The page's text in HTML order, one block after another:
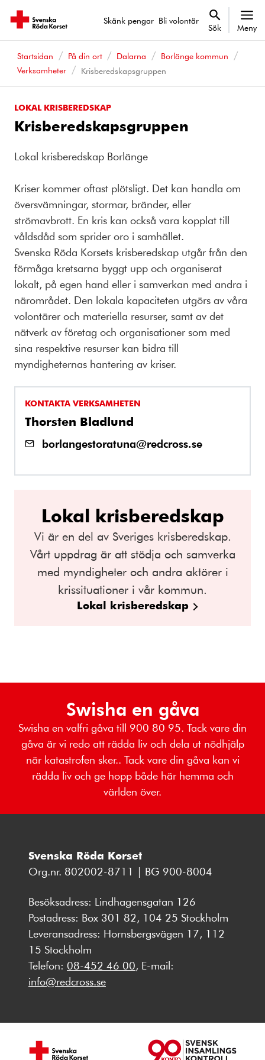
Skänk pengar Bli volontär
Sök Meny
Startsidan På din ort Dalarna
Borlänge kommun
Verksamheter
Krisberedskapsgruppen
LOKAL KRISBEREDSKAP
Krisberedskapsgruppen
Lokal krisberedskap Borlänge
Kriser kommer oftast plötsligt. Det kan handla om
översvämningar, stormar, bränder, eller
strömavbrott. En kris kan också vara kopplat till
våldsdåd som sprider oro i samhället.
Svenska Röda Korsets krisberedskap utgår från den
förmåga kretsarna byggt upp och organiserat
lokalt, på egen hand eller i samverkan med andra i
närområdet. Den lokala kapaciteten utgörs av våra
volontärer och materiella resurser, samt av det
nätverk av företag och organisationer som med
sina respektive resurser kan bidra till
myndigheternas hantering av kriser.
KONTAKTA VERKSAMHETEN
Thorsten Bladlund
borlangestoratuna@redcross.se
Lokal krisberedskap
Vi är en del av Sveriges krisberedskap.
Vårt uppdrag är att stödja och samverka
med myndigheter och andra aktörer i
krissituationer i vår kommun.
Lokal krisberedskap
Swisha en gåva
Swisha en valfri gåva till 900 80 95. Tack vare din
gåva är vi redo att rädda liv och dela ut nödhjälp
när katastrofen sker.. Tack vare din gåva kan vi
rädda liv och ge hopp både här hemma och
världen över.
Svenska Röda Korset
Org.nr. 802002-8711 | BG 900-8004
Besöksadress: Lindhagensgatan 126
Postadress: Box 301 82, 104 25 Stockholm
Leveransadress: Hornsbergsvägen 17, 112
15 Stockholm
Telefon: 08-452 46 00, E-mail:
info@redcross.se